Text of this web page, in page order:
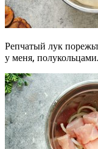
Репчатый лук
у меня,